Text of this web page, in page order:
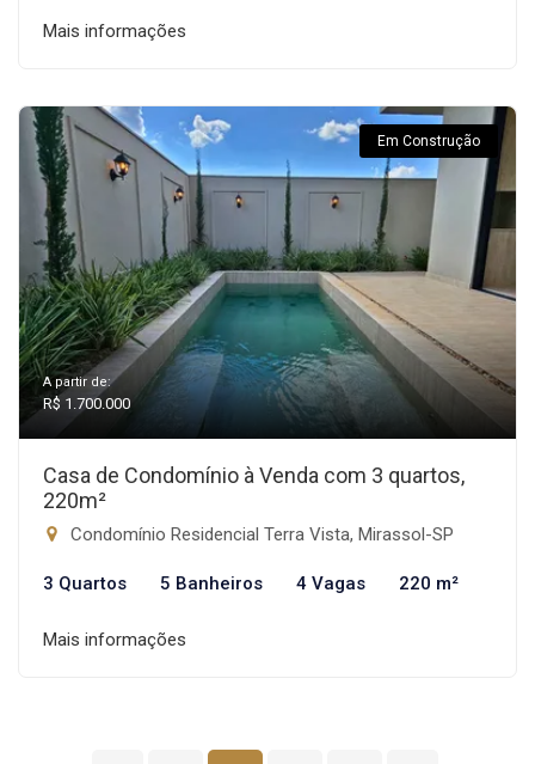
Mais informações
Em Construção
A partir de:
R$ 1.700.000
Casa de Condomínio à Venda com 3 quartos,
220m²
Condomínio Residencial Terra Vista, Mirassol-SP
3 Quartos 5 Banheiros 4 Vagas 220 m²
Mais informações